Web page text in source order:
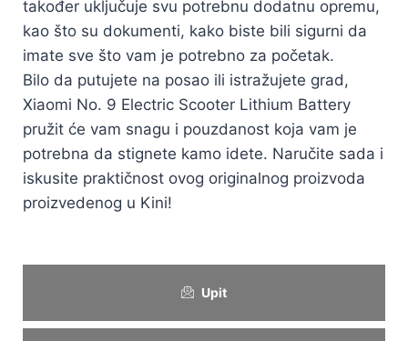
također uključuje svu potrebnu dodatnu opremu,
kao što su dokumenti, kako biste bili sigurni da
imate sve što vam je potrebno za početak.
Bilo da putujete na posao ili istražujete grad,
Xiaomi No. 9 Electric Scooter Lithium Battery
pružit će vam snagu i pouzdanost koja vam je
potrebna da stignete kamo idete. Naručite sada i
iskusite praktičnost ovog originalnog proizvoda
proizvedenog u Kini!
Upit